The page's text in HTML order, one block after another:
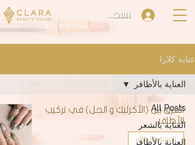
تسجيل الدخول
عناية كلارا
All Posts
العناية بالشعر
العناية بالأظافر
العناية بالأظافر
الفرق بين (الأكرليك و الجل) في تركيب
الأظافر
العناية بالأظافر